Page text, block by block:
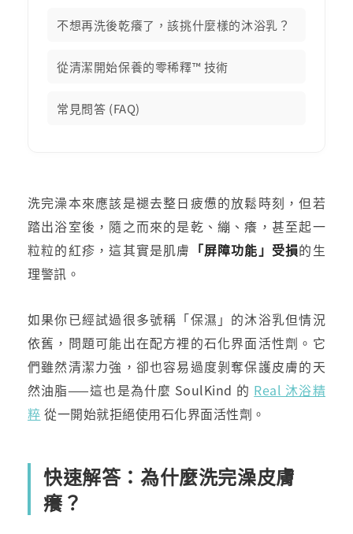
不想再洗後乾癢了，該挑什麼樣的沐浴乳？
從清潔開始保養的零稀釋™ 技術
常見問答 (FAQ)
洗完澡本來應該是褪去整日疲憊的放鬆時刻，但若
踏出浴室後，隨之而來的是乾、繃、癢，甚至起一
粒粒的紅疹，這其實是肌膚 「屏障功能」受損的生
理警訊。
如果你已經試過很多號稱「保濕」的沐浴乳但情況
依舊，問題可能出在配方裡的石化界面活性劑。它
們雖然清潔力強，卻也容易過度剝奪保護皮膚的天
然油脂——這也是為什麼 SoulKind 的 Real 沐浴精
粹 從一開始就拒絕使用石化界面活性劑。
快速解答：為什麼洗完澡皮膚
癢？